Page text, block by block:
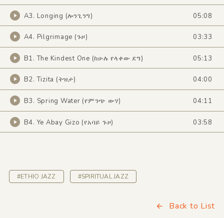
A3. Longing (ሎንጊንግ) 05:08
A4. Pilgrimage (ጉዞ) 03:33
B1. The Kindest One (ከሁሉ የላቀው ደግ) 05:13
B2. Tizita (ትዝታ) 04:00
B3. Spring Water (የምንጭ ውሃ) 04:11
B4. Ye Abay Gizo (የአባይ ጉዞ) 03:58
#ETHIO JAZZ #SPIRITUAL JAZZ
Back to List